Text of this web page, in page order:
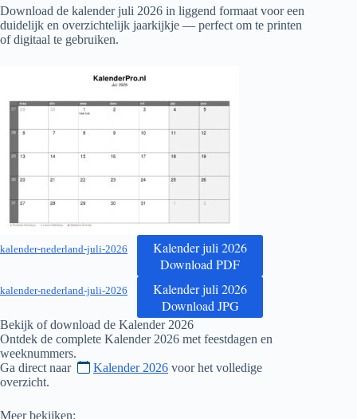
Download de kalender juli 2026 in liggend formaat voor een
duidelijk en overzichtelijk jaarkijkje — perfect om te printen
of digitaal te gebruiken.
kalender-nederland-juli-2026
Kalender juli 2026
Download PDF
kalender-nederland-juli-2026
Kalender juli 2026
Download JPG
Bekijk of download de Kalender 2026
Ontdek de complete Kalender 2026 met feestdagen en
weeknummers.
Ga direct naar
Kalender 2026 voor het volledige
overzicht.
Meer bekijken: